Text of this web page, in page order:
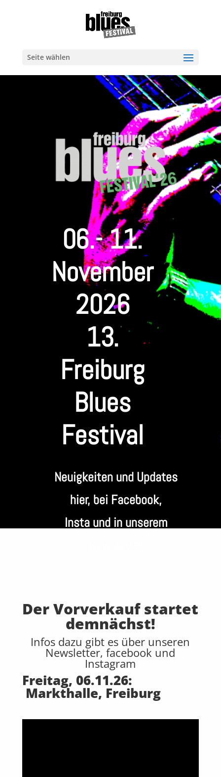
Seite wählen
06.- 11.
November
2026
13.
Freiburg
Blues
Festival
Neuigkeiten und Updates
hier, bei Facebook,
Insta und in unserem
Der Vorverkauf startet
demnächst!
Infos dazu gibt es über unseren
Newsletter, facebook und
Instagram
Freitag, 06.11.26:
Markthalle, Freiburg